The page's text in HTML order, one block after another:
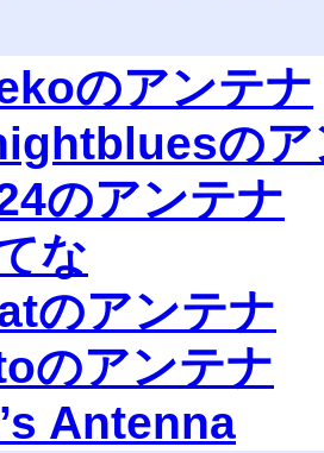
のアンテナ
のア
のアンテナ
な
のアンテナ
のアンテナ
Antenna